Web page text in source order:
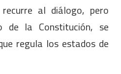
al diálogo, pero
de la Constitución, se
regula los estados de